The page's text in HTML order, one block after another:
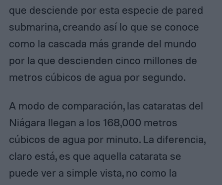
que desciende por esta especie de pared
submarina, creando así lo que se conoce
como la cascada más grande del mundo
por la que descienden cinco millones de
metros cúbicos de agua por segundo.
A modo de comparación, las cataratas del
Niágara llegan a los 168,000 metros
cúbicos de agua por minuto. La diferencia,
claro está, es que aquella catarata se
puede ver a simple vista, no como la